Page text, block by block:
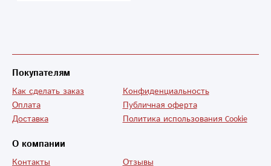
вашу компанию!
Успехов и всего
самого
наилучшего!!!
Покупателям
Как сделать заказ
Оплата
Доставка
Конфиденциальность
Публичная оферта
Политика использования Cookie
О компании
Контакты
Отзывы